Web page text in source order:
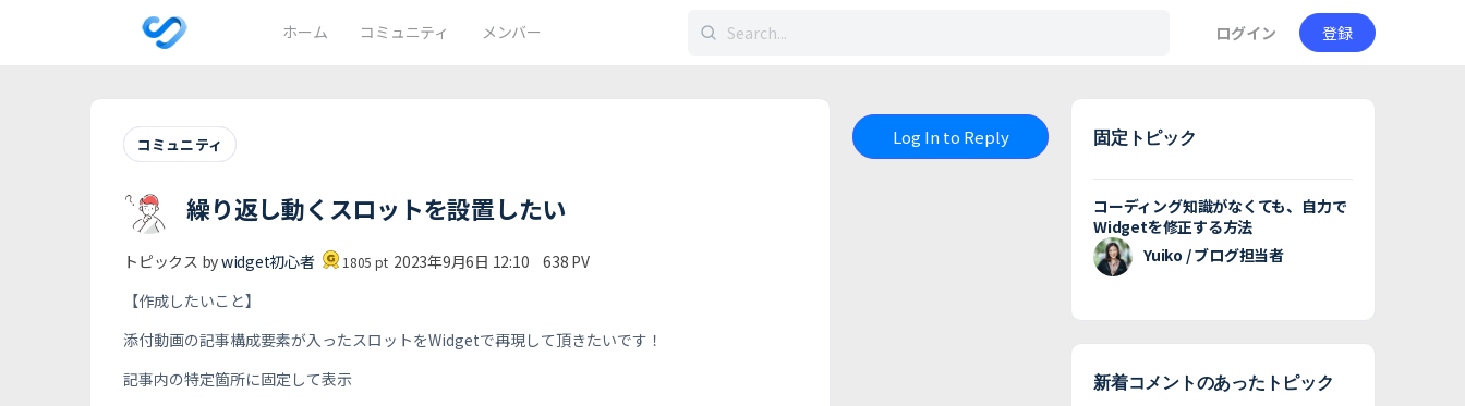
ホーム コミュニティ メンバー
検
ログイン 登録
コミュニティ
繰り返し動くスロットを設置したい
トピックス bywidget初心者 1805 pt 2023年9月6日 12:10 638 PV
【作成したいこと】
添付動画の記事構成要素が入ったスロットをWidgetで再現して頂きたいです！
記事内の特定箇所に固定して表示
Log In to Reply 固定トピック
コーディング知識がなくても、自力で
Widgetを修正する方法
Yuiko / ブログ担当者
新着コメントのあったトピック